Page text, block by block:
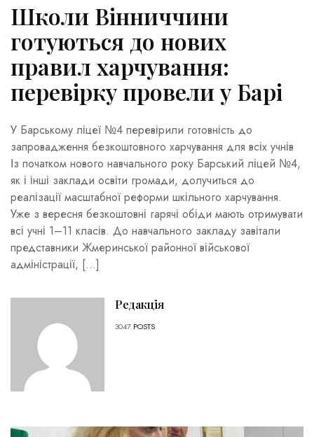
Школи Вінниччини
готуються до нових
правил харчування:
перевірку провели у Барі
У Барському ліцеї №4 перевірили готовність до
запровадження безкоштовного харчування для всіх учнів
Із початком нового навчального року Барський ліцей №4,
як і інші заклади освіти громади, долучиться до
реалізації масштабної реформи шкільного харчування.
Уже з вересня безкоштовні гарячі обіди мають отримувати
всі учні 1–11 класів. До навчального закладу завітали
представники Жмеринської районної військової
адміністрації, […]
Редакція
3047 POSTS